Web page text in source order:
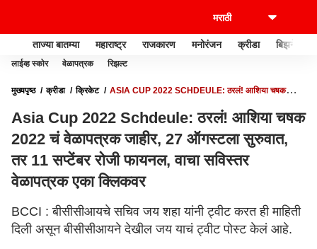
ताज्या बातम्या महाराष्ट्र राजकारण मनोरंजन क्रीडा बिझनेस
लाईव्ह स्कोर वेळापत्रक रिझल्ट
मुख्यपृष्ठ क्रीडा क्रिकेट
ASIA CUP 2022 SCHDEULE: ठरलं! आशिया चषक
वेळापत्रक एका क्लिकवर
Asia Cup 2022 Schdeule: ठरलं! आशिया चषक
2022 चं वेळापत्रक जाहीर, 27 ऑगस्टला सुरुवात,
तर 11 सप्टेंबर रोजी फायनल, वाचा सविस्तर
वेळापत्रक एका क्लिकवर
BCCI : बीसीसीआयचे सचिव जय शहा यांनी ट्वीट करत ही माहिती
दिली असून बीसीसीआयने देखील जय याचं ट्वीट पोस्ट केलं आहे.